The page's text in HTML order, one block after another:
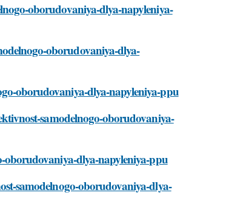
oborudovaniya-dlya-napyleniya-
oborudovaniya-dlya-
oborudovaniya-dlya-napyleniya-ppu
samodelnogo-oborudovaniya-
oborudovaniya-dlya-napyleniya-ppu
samodelnogo-oborudovaniya-dlya-